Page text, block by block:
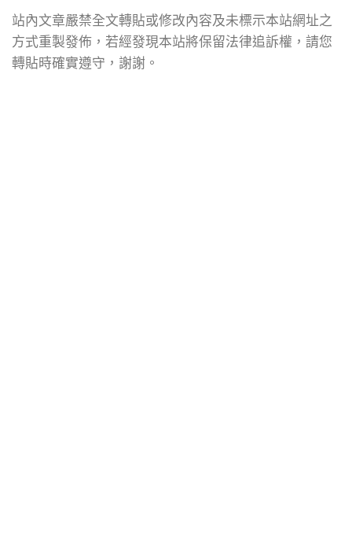
站內文章嚴禁全文轉貼或修改內容及未標示本站網址之
方式重製發佈，若經發現本站將保留法律追訴權，請您
轉貼時確實遵守，謝謝。